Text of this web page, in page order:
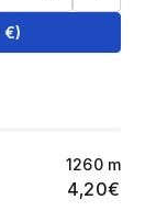
€)
1260 m
4,20€